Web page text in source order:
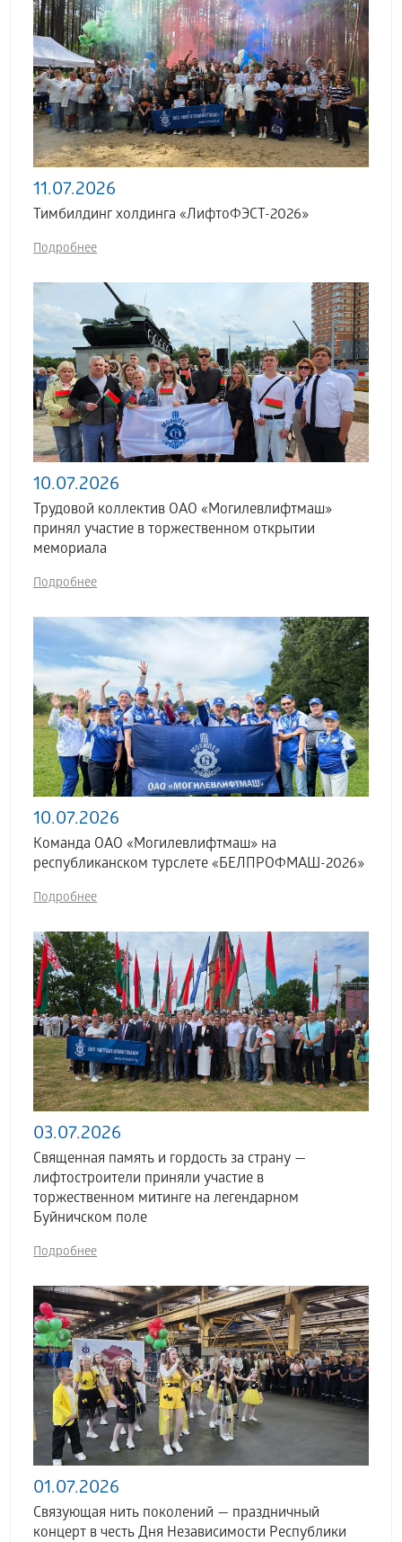
11.07.2026
Тимбилдинг холдинга «ЛифтоФЭСТ-2026»
Подробнее
10.07.2026
Трудовой коллектив ОАО «Могилевлифтмаш»
принял участие в торжественном открытии
мемориала
Подробнее
10.07.2026
Команда ОАО «Могилевлифтмаш» на
республиканском турслете «БЕЛПРОФМАШ-2026»
Подробнее
03.07.2026
Священная память и гордость за страну —
лифтостроители приняли участие в
торжественном митинге на легендарном
Буйничском поле
Подробнее
01.07.2026
Связующая нить поколений — праздничный
концерт в честь Дня Независимости Республики